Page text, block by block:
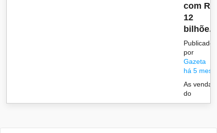
com R$
12
bilhõe...
Publicado
por
Gazeta
há 5
As vendas
do